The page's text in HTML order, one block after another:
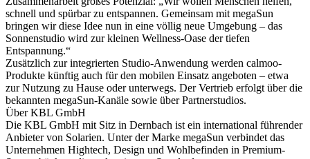
schnell und spürbar zu entspannen. Gemeinsam mit megaSun
bringen wir diese Idee nun in eine völlig neue Umgebung – das
Sonnenstudio wird zur kleinen Wellness-Oase der tiefen
Entspannung.“
Zusätzlich zur integrierten Studio-Anwendung werden calmoo-
Produkte künftig auch für den mobilen Einsatz angeboten – etwa
zur Nutzung zu Hause oder unterwegs. Der Vertrieb erfolgt über die
bekannten megaSun-Kanäle sowie über Partnerstudios.
Über KBL GmbH
Die KBL GmbH mit Sitz in Dernbach ist ein international führender
Anbieter von Solarien. Unter der Marke megaSun verbindet das
Unternehmen Hightech, Design und Wohlbefinden in Premium-